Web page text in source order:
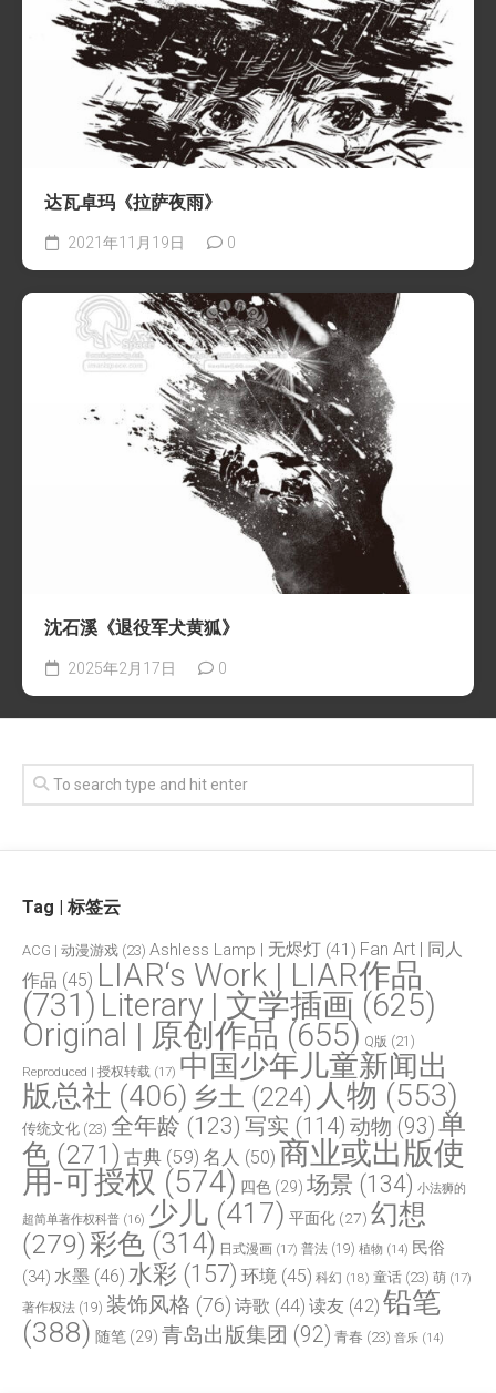
达瓦卓玛《拉萨夜雨》
2021年11月19日 0
沈石溪《退役军犬黄狐》
2025年2月17日 0
Tag | 标签云
ACG | 动漫游戏 (23) Ashless Lamp | 无烬灯 (41) Fan Art | 同人
作品 (45) LIAR‘s Work | LIAR作品
(731) Literary | 文学插画 (625)
Original | 原创作品 (655) Q版 (21)
Reproduced | 授权转载 (17) 中国少年儿童新闻出
版总社 (406) 乡土 (224) 人物 (553)
传统文化 (23) 全年龄 (123) 写实 (114) 动物 (93)单
色 (271) 古典 (59) 名人 (50) 商业或出版使
用-可授权 (574) 四色 (29) 场景 (134) 小法狮的
超简单著作权科普 (16) 少儿 (417) 平面化 (27) 幻想
(279)彩色 (314) 日式漫画 (17) 普法 (19) 植物 (14) 民俗
(34) 水墨 (46) 水彩 (157) 环境 (45) 科幻 (18) 童话 (23) 萌 (17)
著作权法 (19) 装饰风格 (76) 诗歌 (44) 读友 (42) 铅笔
(388) 随笔 (29) 青岛出版集团 (92) 青春 (23) 音乐 (14)